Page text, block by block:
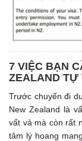
7 VIỆC BẠN
ZEALAND TỰ
Trước chuyến đi
New Zealand là
vất vả mà còn rất
tâm lý hoang